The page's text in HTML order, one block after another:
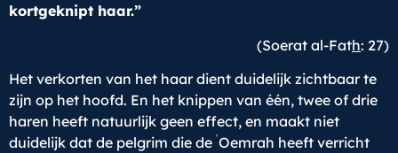
kortgeknipt haar.”
(Soerat al-Fath: 27)
Het verkorten van het haar dient duidelijk zichtbaar te
zijn op het hoofd. En het knippen van één, twee of drie
haren heeft natuurlijk geen effect, en maakt niet
duidelijk dat de pelgrim die de ʿOemrah heeft verricht